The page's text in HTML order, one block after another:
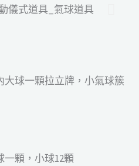
大球一顆拉立牌，小氣球簇
一顆，小球12顆